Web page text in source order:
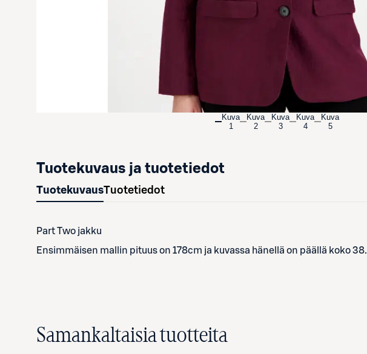
Kuva
1
Kuva
2
Kuva
3
Kuva
4
Kuva
5
Tuotekuvaus ja tuotetiedot
TuotekuvausTuotetiedot
Part Two jakku
Ensimmäisen mallin pituus on 178cm ja kuvassa hänellä on päällä koko 38.
Samankaltaisia tuotteita